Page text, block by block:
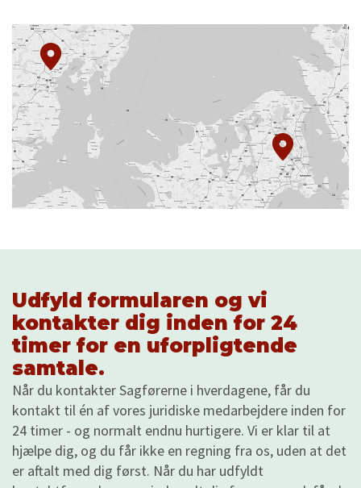
Udfyld formularen og vi
kontakter dig inden for 24
timer for en uforpligtende
samtale.
Når du kontakter Sagførerne i hverdagene, får du
kontakt til én af vores juridiske medarbejdere inden for
24 timer - og normalt endnu hurtigere. Vi er klar til at
hjælpe dig, og du får ikke en regning fra os, uden at det
er aftalt med dig først. Når du har udfyldt